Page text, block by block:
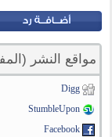
مواقع النشر
Digg
StumbleUpon
Facebook